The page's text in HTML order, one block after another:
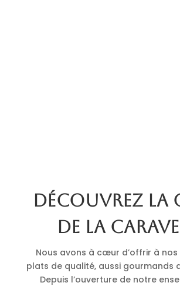
Découvrez la
de La
Nous avons à cœur d’offrir à
plats de qualité, aussi gourmands
Depuis l’ouverture de notre